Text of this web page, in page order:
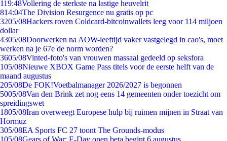
119:48Vollering de sterkste na lastige heuvelrit
814:04The Division Resurgence nu gratis op pc
3205/08Hackers roven Coldcard-bitcoinwallets leeg voor 114 miljoen
dollar
4305/08Doorwerken na AOW-leeftijd vaker vastgelegd in cao's, moet
werken na je 67e de norm worden?
3605/08Vinted-foto's van vrouwen massaal gedeeld op seksfora
105/08Nieuwe XBOX Game Pass titels voor de eerste helft van de
maand augustus
205/08De FOK!Voetbalmanager 2026/2027 is begonnen
5005/08Van den Brink zet nog eens 14 gemeenten onder toezicht om
spreidingswet
1805/08Iran overweegt Europese hulp bij ruimen mijnen in Straat van
Hormuz
305/08EA Sports FC 27 toont The Grounds-modus
105/08Gears of War: E-Day open beta begint 6 augustus